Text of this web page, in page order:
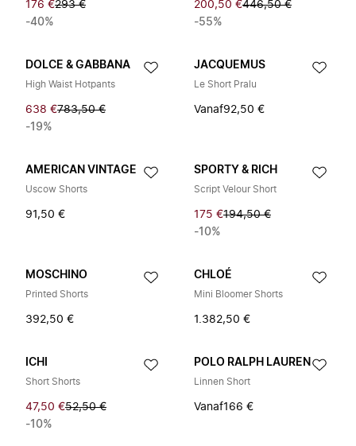
176 €293 €
-40%
200,50 €446,50 €
-55%
DOLCE & GABBANA
High Waist Hotpants
638 €783,50 €
-19%
JACQUEMUS
Le Short Pralu
Vanaf92,50 €
AMERICAN VINTAGE
Uscow Shorts
91,50 €
SPORTY & RICH
Script Velour Short
175 €194,50 €
-10%
MOSCHINO
Printed Shorts
392,50 €
CHLOÉ
Mini Bloomer Shorts
1.382,50 €
ICHI
Short Shorts
47,50 €52,50 €
-10%
POLO RALPH LAUREN
Linnen Short
Vanaf166 €